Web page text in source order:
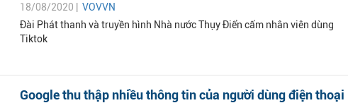
18/08/2020 | VOVVN
Đài Phát thanh và truyền hình Nhà nước Thụy Điển cấm nhân viên dùng
Tiktok
Google thu thập nhiều thông tin của người dùng điện thoại